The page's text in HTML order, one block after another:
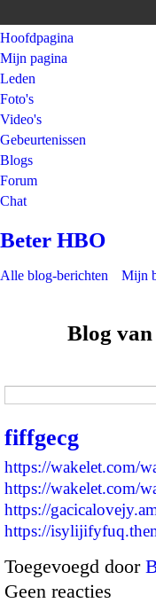
Hoofdpagina
Mijn pagina
Leden
Foto's
Video's
Gebeurtenissen
Blogs
Forum
Chat
Beter HBO
Alle blog-berichten Mijn
Blog
fiffgecg
https://wakelet.com/
https://wakelet.com/
https://
https://
Toegevoegd door
Geen reacties